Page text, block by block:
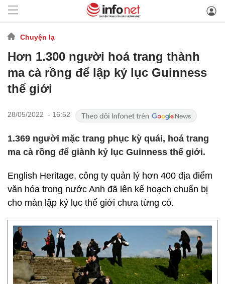
Chuyện lạ
Hơn 1.300 người hoá trang thành
ma cà rồng để lập kỷ lục Guinness
thế giới
28/05/2022 - 16:52
1.369 người mặc trang phục kỳ quái, hoá trang
ma cà rồng để giành kỷ lục Guinness thế giới.
English Heritage, công ty quản lý hơn 400 địa điểm
văn hóa trong nước Anh đã lên kế hoạch chuẩn bị
cho màn lập kỷ lục thế giới chưa từng có.